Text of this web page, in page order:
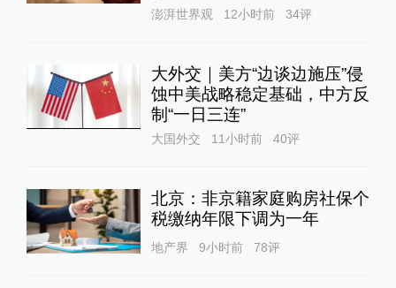
澎湃世界观 12小时前 34评
大外交｜美方“边谈边施压”侵
蚀中美战略稳定基础，中方反
制“一日三连”
大国外交 11小时前 40评
北京：非京籍家庭购房社保个
税缴纳年限下调为一年
地产界 9小时前 78评